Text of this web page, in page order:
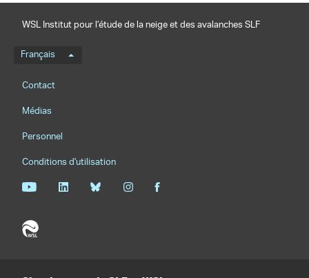
WSL Institut pour l’étude de la neige et des avalanches SLF
Menu de langue
Français
Footernavigation
Contact
Médias
Personnel
Conditions d'utilisation